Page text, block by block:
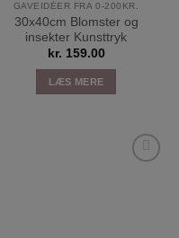
GAVEIDÉER FRA 0-200KR.
30x40cm Blomster og
insekter Kunsttryk
kr. 159.00
LÆS MERE